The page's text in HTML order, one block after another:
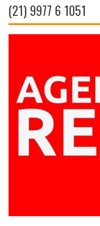
(21) 9977 6 1051